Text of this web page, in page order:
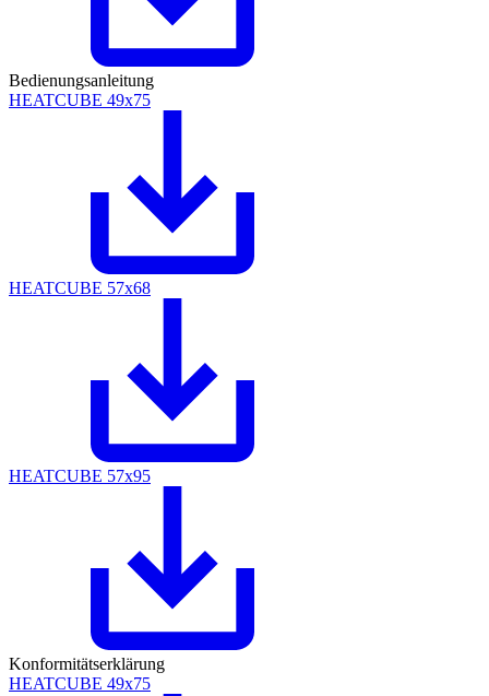
Bedienungsanleitung
HEATCUBE 49x75
HEATCUBE 57x68
HEATCUBE 57x95
Konformitätserklärung
HEATCUBE 49x75